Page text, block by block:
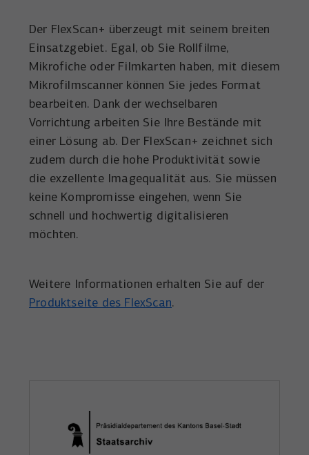
Der FlexScan+ überzeugt mit seinem breiten
Einsatzgebiet. Egal, ob Sie Rollfilme,
Mikrofiche oder Filmkarten haben, mit diesem
Mikrofilmscanner können Sie jedes Format
bearbeiten. Dank der wechselbaren
Vorrichtung arbeiten Sie Ihre Bestände mit
einer Lösung ab. Der FlexScan+ zeichnet sich
zudem durch die hohe Produktivität sowie
die exzellente Imagequalität aus. Sie müssen
keine Kompromisse eingehen, wenn Sie
schnell und hochwertig digitalisieren
möchten.
Weitere Informationen erhalten Sie auf der
Produktseite des FlexScan.